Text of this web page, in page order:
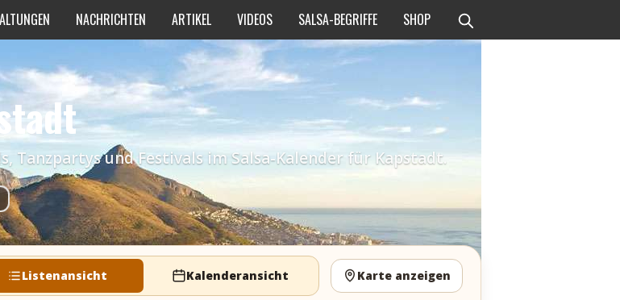
NACHRICHTEN ARTIKEL VIDEOS SALSA-BEGRIFFE SHOP
Tanzpartys und Festivals im Salsa-Kalender für Kapstadt.
Listenansicht Kalenderansicht Karte anzeigen